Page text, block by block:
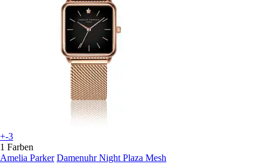
+-3
1 Farben
Amelia Parker Damenuhr Night Plaza Mesh